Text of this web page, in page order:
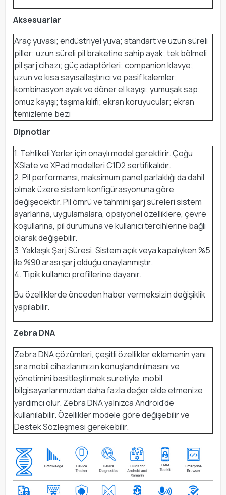
Aksesuarlar
Araç yuvası; endüstriyel yuva; standart ve uzun süreli
piller; uzun süreli pil braketine sahip ayak; tek bölmeli
pil şarj cihazı; güç adaptörleri; companion klavye;
uzun ve kısa sayısallaştırıcı ve pasif kalemler;
kombinasyon ayak ve döner el kayışı; yumuşak sap;
omuz kayışı; taşıma kılıfı; ekran koruyucular; ekran
temizleme bezi
Dipnotlar
1. Tehlikeli Yerler için onaylı model gerektirir. Çoğu
XSlate ve XPad modelleri C1D2 sertifikalıdır.
2. Pil performansı, maksimum panel parlaklığı da dahil
olmak üzere sistem konfigürasyonuna göre
değişecektir. Pil ömrü ve tahmini şarj süreleri sistem
ayarlarına, uygulamalara, opsiyonel özelliklere, çevre
koşullarına, pil durumuna ve kullanıcı tercihlerine bağlı
olarak değişebilir.
3. Yaklaşık Şarj Süresi. Sistem açık veya kapalıyken %5
ile %90 arası şarj olduğu onaylanmıştır.
4. Tipik kullanıcı profillerine dayanır.
Bu özelliklerde önceden haber vermeksizin değişiklik
yapılabilir.
Zebra DNA
Zebra DNA çözümleri, çeşitli özellikler eklemenin yanı
sıra mobil cihazlarımızın konuşlandırılmasını ve
yönetimini basitleştirmek suretiyle, mobil
bilgisayarlarımızdan daha fazla değer elde etmenize
yardımcı olur. Zebra DNA yalnızca Android'de
kullanılabilir. Özellikler modele göre değişebilir ve
Destek Sözleşmesi gerekebilir.